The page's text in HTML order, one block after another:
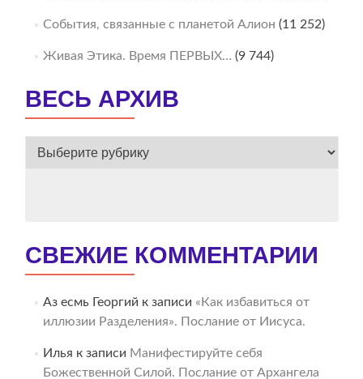
События, связанные с планетой Алион (11 252)
Живая Этика. Время ПЕРВЫХ… (9 744)
ВЕСЬ АРХИВ
ВЕСЬ
СВЕЖИЕ КОММЕНТАРИИ
Аз есмь Георгий к записи «Как избавиться от
иллюзии Разделения». Послание от Иисуса.
Илья к записи Манифестируйте себя
Божественной Силой. Послание от Архангела